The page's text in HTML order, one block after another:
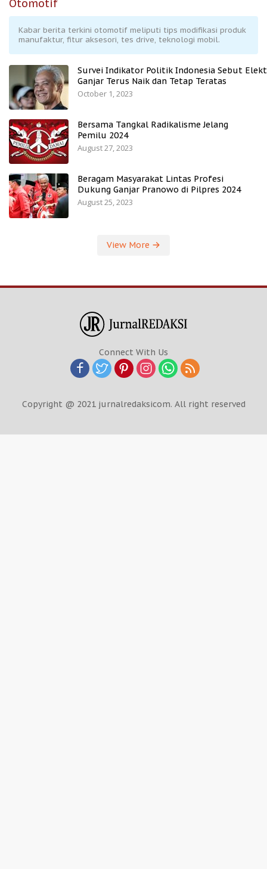
Otomotif
Kabar berita terkini otomotif meliputi tips modifikasi produk
manufaktur, fitur aksesori, tes drive, teknologi mobil.
Survei Indikator Politik Indonesia Sebut
Ganjar Terus Naik dan Tetap Teratas
October 1, 2023
Bersama Tangkal Radikalisme Jelang
Pemilu 2024
August 27, 2023
Beragam Masyarakat Lintas Profesi
Dukung Ganjar Pranowo di Pilpres 2024
August 25, 2023
View More
Connect With Us
Copyright @ 2021 jurnalredaksicom. All right reserved